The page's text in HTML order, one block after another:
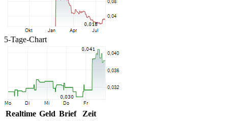
5-Tage-Chart
Realtime Geld Brief
Zeit